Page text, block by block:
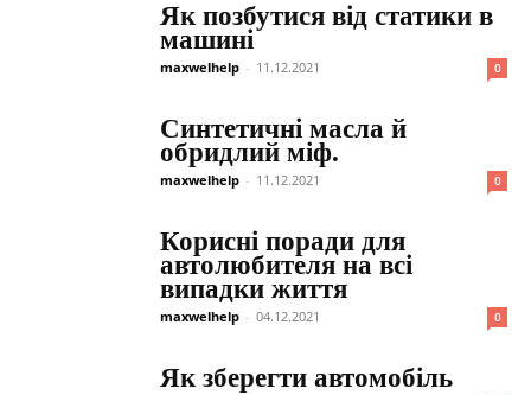
Як позбутися від статики в
машині
maxwelhelp - 11.12.2021 0
Синтетичні масла й
обридлий міф.
maxwelhelp - 11.12.2021 0
Корисні поради для
автолюбителя на всі
випадки життя
maxwelhelp - 04.12.2021 0
Як зберегти автомобіль